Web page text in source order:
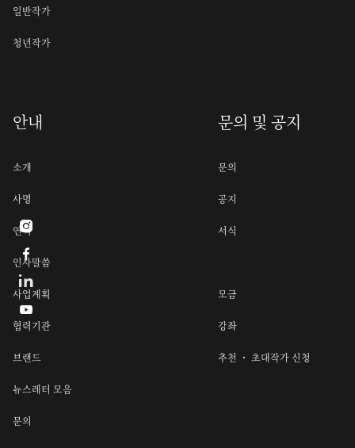
일반작가
청년작가
안내
소개
사명
연혁
인사말씀
사업계획
협력기관
브랜드
뉴스레터 모음
문의
문의 및 공지
문의
공지
서식
모금
강좌
추천 ・ 초대작가 신청


